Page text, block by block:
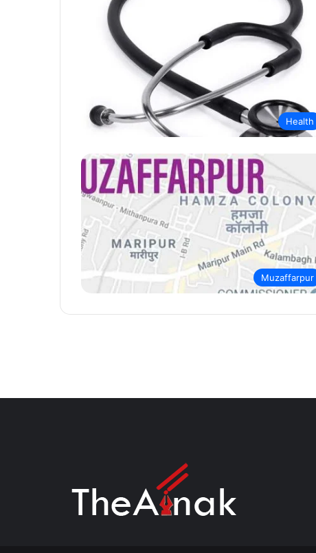
Health
Muzaffarpur